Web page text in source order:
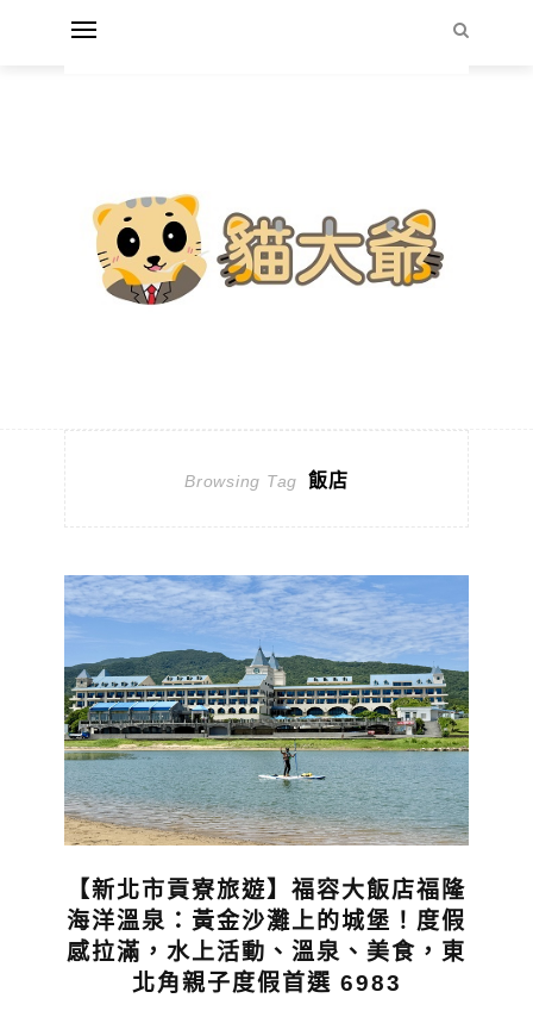
Browsing Tag 飯店
【新北市貢寮旅遊】福容大飯店福隆
海洋溫泉：黃金沙灘上的城堡！度假
感拉滿，水上活動、溫泉、美食，東
北角親子度假首選 6983